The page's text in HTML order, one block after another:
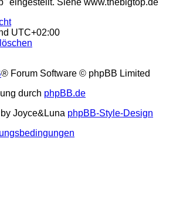
eingestellt. Siehe www.thebigtop.de
UTC+02:00
® Forum Software © phpBB Limited
durch phpBB.de
Joyce&Luna phpBB-Style-Design